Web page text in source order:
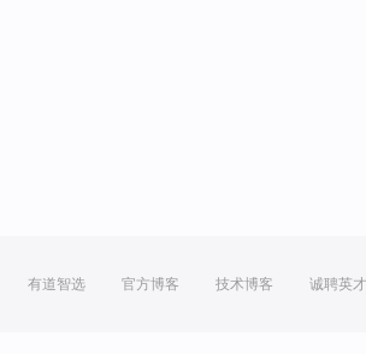
有道智选 官方博客 技术博客 诚聘英才